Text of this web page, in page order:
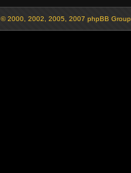
© 2000, 2002, 2005, 2007 phpBB Group